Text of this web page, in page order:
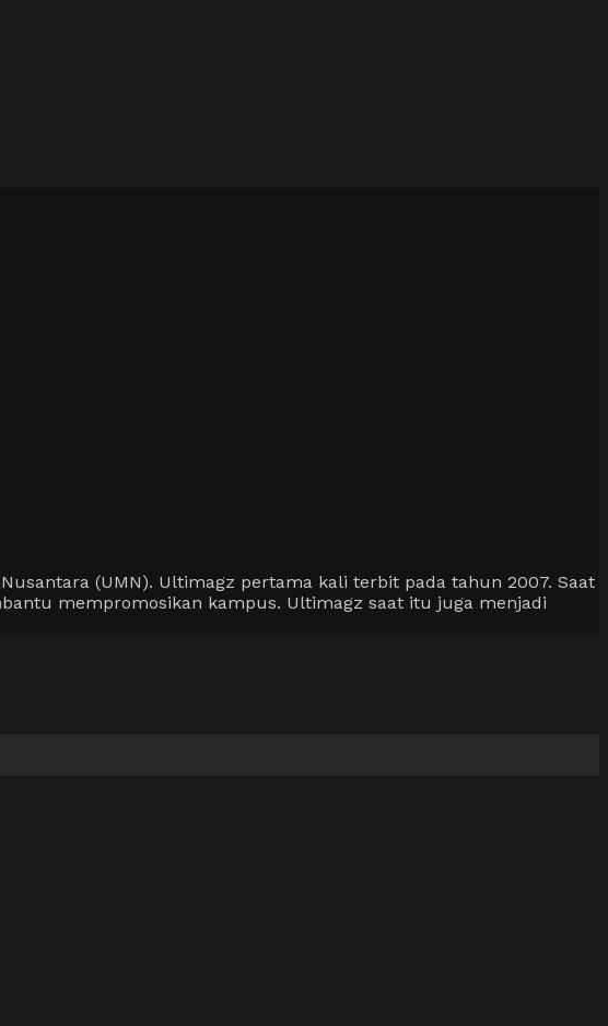
(UMN). Ultimagz pertama kali terbit pada tahun 2007. Saat
mempromosikan kampus. Ultimagz saat itu juga menjadi